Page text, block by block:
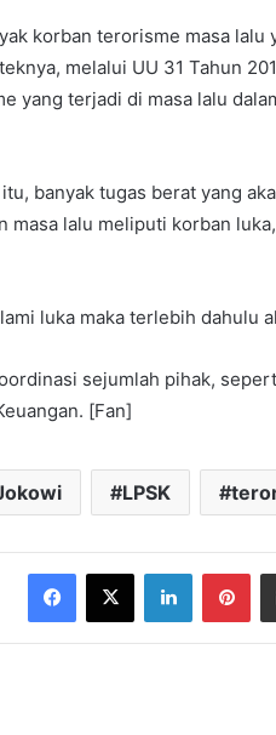
korban terorisme masa
melalui UU 31 Tahun
yang terjadi di masa lalu
banyak tugas berat yang
masa lalu meliputi korban
luka maka terlebih dahulu
sejumlah pihak,
[Fan]
LPSK
Facebook
X LinkedIn